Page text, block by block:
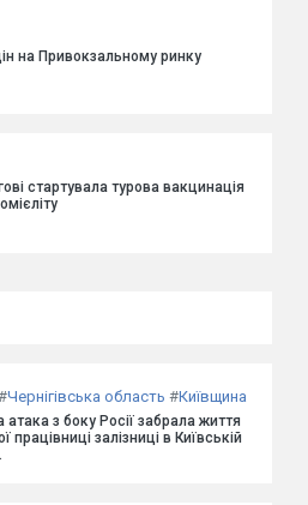
на Привокзальному ринку
стартувала турова вакцинація
Чернігівська область #Київщина
атака з боку Росії забрала життя
працівниці залізниці в Київській